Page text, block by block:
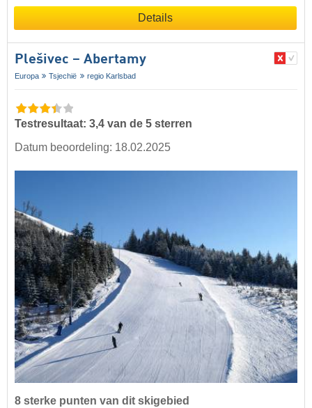
Details
Plešivec – Abertamy
Europa Tsjechië regio Karlsbad
Testresultaat: 3,4 van de 5 sterren
Datum beoordeling: 18.02.2025
8 sterke punten van dit skigebied